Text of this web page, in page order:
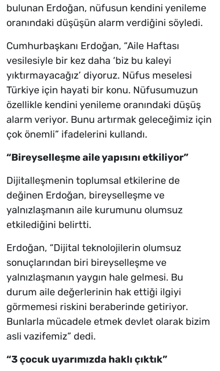
bulunan Erdoğan, nüfusun kendini yenileme
oranındaki düşüşün alarm verdiğini söyledi.
Cumhurbaşkanı Erdoğan, “Aile Haftası
vesilesiyle bir kez daha ‘biz bu kaleyi
yıktırmayacağız’ diyoruz. Nüfus meselesi
Türkiye için hayati bir konu. Nüfusumuzun
özellikle kendini yenileme oranındaki düşüş
alarm veriyor. Bunu artırmak geleceğimiz için
çok önemli” ifadelerini kullandı.
“Bireyselleşme aile yapısını etkiliyor”
Dijitalleşmenin toplumsal etkilerine de
değinen Erdoğan, bireyselleşme ve
yalnızlaşmanın aile kurumunu olumsuz
etkilediğini belirtti.
Erdoğan, “Dijital teknolojilerin olumsuz
sonuçlarından biri bireyselleşme ve
yalnızlaşmanın yaygın hale gelmesi. Bu
durum aile değerlerinin hak ettiği ilgiyi
görmemesi riskini beraberinde getiriyor.
Bunlarla mücadele etmek devlet olarak bizim
asli vazifemiz” dedi.
“3 çocuk uyarımızda haklı çıktık”